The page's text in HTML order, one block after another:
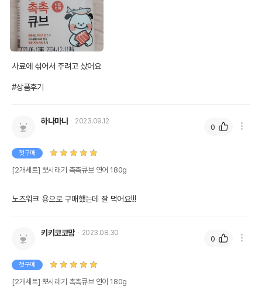
사료에 섞어서 주려고 샀어요
#상품후기
하나마나 2023.09.12
첫구매
[2개세트] 뽀시래기 촉촉큐브 연어 180g
노즈워크 용으로 구매했는데 잘 먹어요!!!
0
키키코코맘 2023.08.30
첫구매
[2개세트] 뽀시래기 촉촉큐브 연어 180g
0